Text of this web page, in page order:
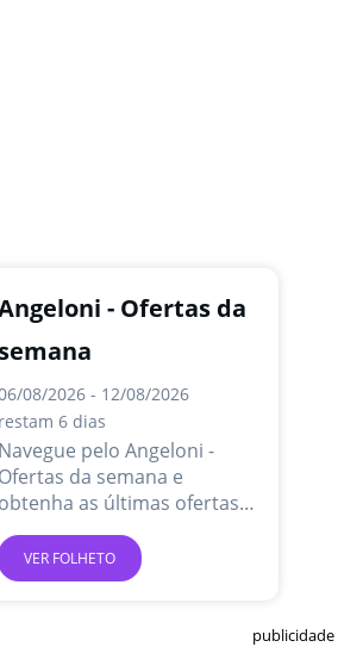
- Ofertas da
semana
08/2026 - 12/08/2026
restam 6 dias
Navegue pelo Angeloni -
Ofertas da semana e
obtenha as últimas ofertas e
promoções online.
VER FOLHETO
publicidade